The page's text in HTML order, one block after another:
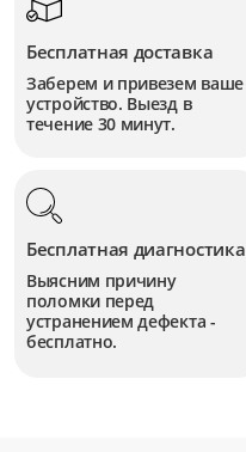
Бесплатная доставка
Заберем и привезем ваше
устройство. Выезд в
течение 30 минут.
Бесплатная диагностика
Выясним причину
поломки перед
устранением дефекта -
бесплатно.